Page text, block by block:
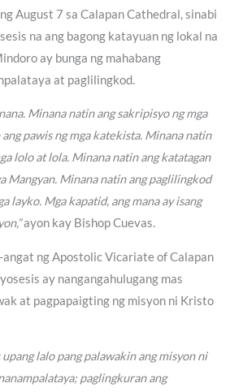
August 7 sa Calapan Cathedral, sinabi
na ang bagong katayuan ng lokal na
ay bunga ng mahabang
at paglilingkod.
Minana natin ang sakripisyo ng mga
pawis ng mga katekista. Minana natin
lolo at lola. Minana natin ang katatagan
Mangyan. Minana natin ang paglilingkod
layko. Mga kapatid, ang mana ay isang
ayon kay Bishop Cuevas.
angat ng Apostolic Vicariate of Calapan
ay nangangahulugang mas
at pagpapaigting ng misyon ni Kristo
upang lalo pang palawakin ang misyon ni
paglingkuran ang